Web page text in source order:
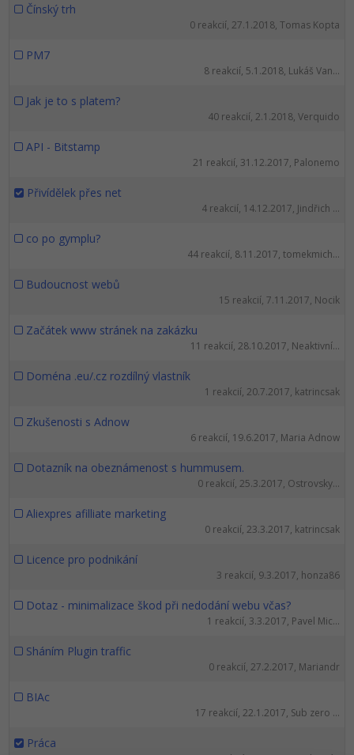
Čínský trh
0 reakcií, 27.1.2018, Tomas Kopta
PM7
8 reakcií, 5.1.2018, Lukáš Van...
Jak je to s platem?
40 reakcií, 2.1.2018, Verquido
API - Bitstamp
21 reakcií, 31.12.2017, Palonemo
Přivídělek přes net
4 reakcií, 14.12.2017, Jindřich ...
co po gymplu?
44 reakcií, 8.11.2017, tomekmich...
Budoucnost webů
15 reakcií, 7.11.2017, Nocik
Začátek www stránek na zakázku
11 reakcií, 28.10.2017, Neaktivní...
Doména .eu/.cz rozdílný vlastník
1 reakcií, 20.7.2017, katrincsak
Zkušenosti s Adnow
6 reakcií, 19.6.2017, Maria Adnow
Dotazník na obeznámenost s hummusem.
0 reakcií, 25.3.2017, Ostrovsky...
Aliexpres afilliate marketing
0 reakcií, 23.3.2017, katrincsak
Licence pro podnikání
3 reakcií, 9.3.2017, honza86
Dotaz - minimalizace škod při nedodání webu včas?
1 reakcií, 3.3.2017, Pavel Mic...
Sháním Plugin traffic
0 reakcií, 27.2.2017, Mariandr
BIAc
17 reakcií, 22.1.2017, Sub zero ...
Práca